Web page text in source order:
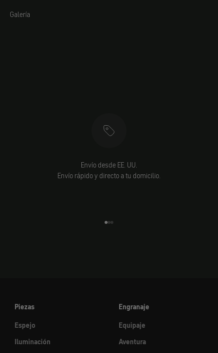
Galería
Envío desde EE. UU.
Envío rápido y directo a tu domicilio.
Piezas
Espejo
Iluminación
Engranaje
Equipaje
Aventura